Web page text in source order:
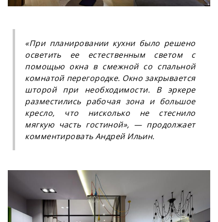
«При планировании кухни было решено
осветить ее естественным светом с
помощью окна в смежной со спальной
комнатой перегородке. Окно закрывается
шторой при необходимости. В эркере
разместились рабочая зона и большое
кресло, что нисколько не стеснило
мягкую часть гостиной», — продолжает
комментировать Андрей Ильин.